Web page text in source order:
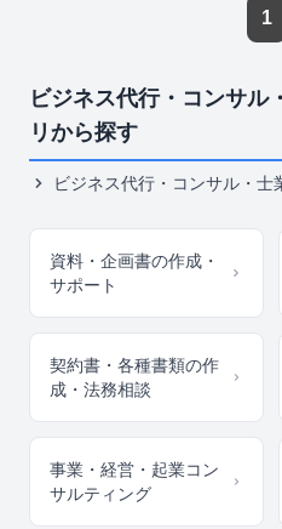
1
ビジネス代行・コンサル
リから探す
ビジネス代行・コンサル・士
資料・企画書の作成・
サポート
契約書・各種書類の作
成・法務相談
事業・経営・起業コン
サルティング